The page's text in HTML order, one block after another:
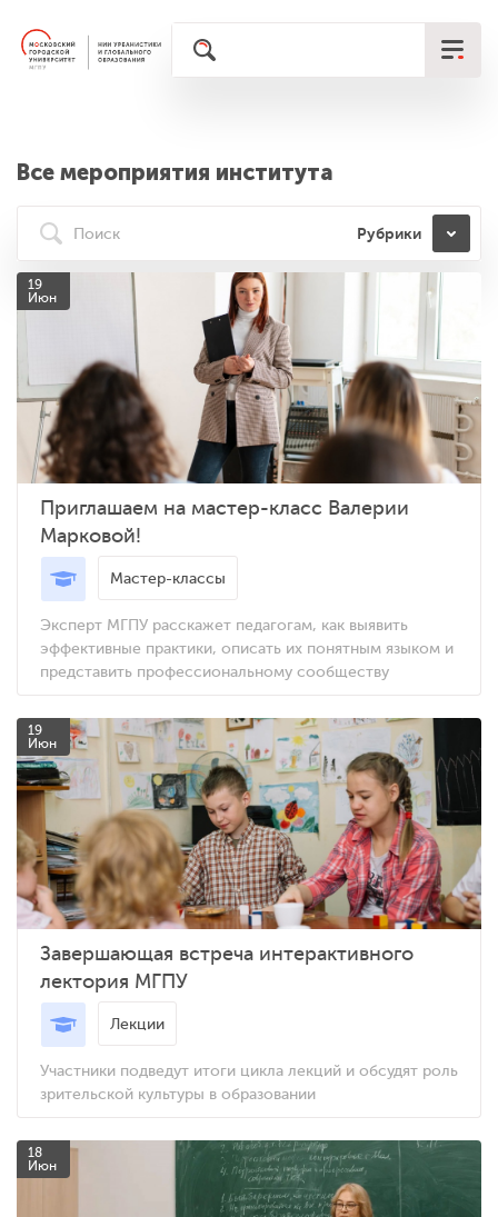
Все мероприятия института
Рубрики
19
Июн
Приглашаем на мастер-класс Валерии
Марковой!
Мастер-классы
Эксперт МГПУ расскажет педагогам, как выявить
эффективные практики, описать их понятным языком и
представить профессиональному сообществу
19
Июн
Завершающая встреча интерактивного
лектория МГПУ
Лекции
Участники подведут итоги цикла лекций и обсудят роль
зрительской культуры в образовании
18
Июн